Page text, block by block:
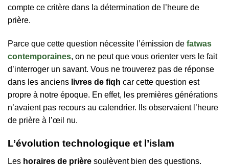
compte ce critère dans la détermination de l’heure de
prière.
Parce que cette question nécessite l’émission de fatwas
contemporaines, on ne peut que vous orienter vers le fait
d’interroger un savant. Vous ne trouverez pas de réponse
dans les anciens livres de fiqh car cette question est
propre à notre époque. En effet, les premières générations
n’avaient pas recours au calendrier. Ils observaient l’heure
de prière à l’œil nu.
L’évolution technologique et l’islam
Les horaires de prière soulèvent bien des questions.